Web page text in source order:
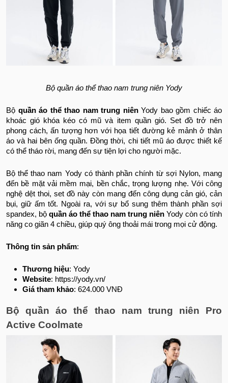
Bộ quần áo thể thao nam trung niên Yody
Bộ quần áo thể thao nam trung niên Yody bao gồm chiếc áo
khoác gió khóa kéo có mũ và item quần gió. Set đồ trở nên
phong cách, ấn tượng hơn với họa tiết đường kẻ mảnh ở thân
áo và hai bên ống quần. Đồng thời, chi tiết mũ áo được thiết kế
có thể tháo rời, mang đến sự tiện lợi cho người mặc.
Bộ thể thao nam Yody có thành phần chính từ sợi Nylon, mang
đến bề mặt vải mềm mại, bền chắc, trọng lượng nhẹ. Với công
nghệ dệt thoi, set đồ này còn mang đến công dụng cản gió, cản
bụi, giữ ấm tốt. Ngoài ra, với sự bổ sung thêm thành phần sợi
spandex, bộ quần áo thể thao nam trung niên Yody còn có tính
năng co giãn 4 chiều, giúp quý ông thoải mái trong mọi cử động.
Thông tin sản phẩm:
Thương hiệu: Yody
Website: https://yody.vn/
Giá tham khảo: 624.000 VNĐ
Bộ quần áo thể thao nam trung niên Pro
Active Coolmate